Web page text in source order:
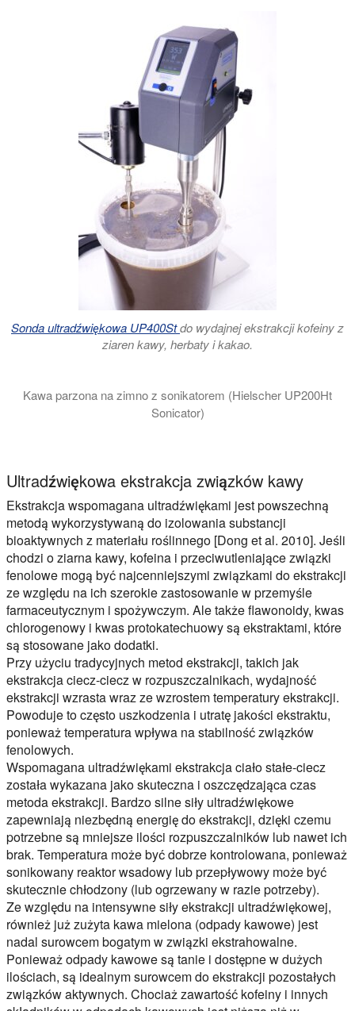
Sonda ultradźwiękowa UP400Stdo wydajnej ekstrakcji kofeiny z
ziaren kawy, herbaty i kakao.
Kawa parzona na zimno z sonikatorem (Hielscher UP200Ht
Sonicator)
Ultradźwiękowa ekstrakcja związków kawy
Ekstrakcja wspomagana ultradźwiękami jest powszechną
metodą wykorzystywaną do izolowania substancji
bioaktywnych z materiału roślinnego [Dong et al. 2010]. Jeśli
chodzi o ziarna kawy, kofeina i przeciwutleniające związki
fenolowe mogą być najcenniejszymi związkami do ekstrakcji
ze względu na ich szerokie zastosowanie w przemyśle
farmaceutycznym i spożywczym. Ale także flawonoidy, kwas
chlorogenowy i kwas protokatechuowy są ekstraktami, które
są stosowane jako dodatki.
Przy użyciu tradycyjnych metod ekstrakcji, takich jak
ekstrakcja ciecz-ciecz w rozpuszczalnikach, wydajność
ekstrakcji wzrasta wraz ze wzrostem temperatury ekstrakcji.
Powoduje to często uszkodzenia i utratę jakości ekstraktu,
ponieważ temperatura wpływa na stabilność związków
fenolowych.
Wspomagana ultradźwiękami ekstrakcja ciało stałe-ciecz
została wykazana jako skuteczna i oszczędzająca czas
metoda ekstrakcji. Bardzo silne siły ultradźwiękowe
zapewniają niezbędną energię do ekstrakcji, dzięki czemu
potrzebne są mniejsze ilości rozpuszczalników lub nawet ich
brak. Temperatura może być dobrze kontrolowana, ponieważ
sonikowany reaktor wsadowy lub przepływowy może być
skutecznie chłodzony (lub ogrzewany w razie potrzeby).
Ze względu na intensywne siły ekstrakcji ultradźwiękowej,
również już zużyta kawa mielona (odpady kawowe) jest
nadal surowcem bogatym w związki ekstrahowalne.
Ponieważ odpady kawowe są tanie i dostępne w dużych
ilościach, są idealnym surowcem do ekstrakcji pozostałych
związków aktywnych. Chociaż zawartość kofeiny i innych